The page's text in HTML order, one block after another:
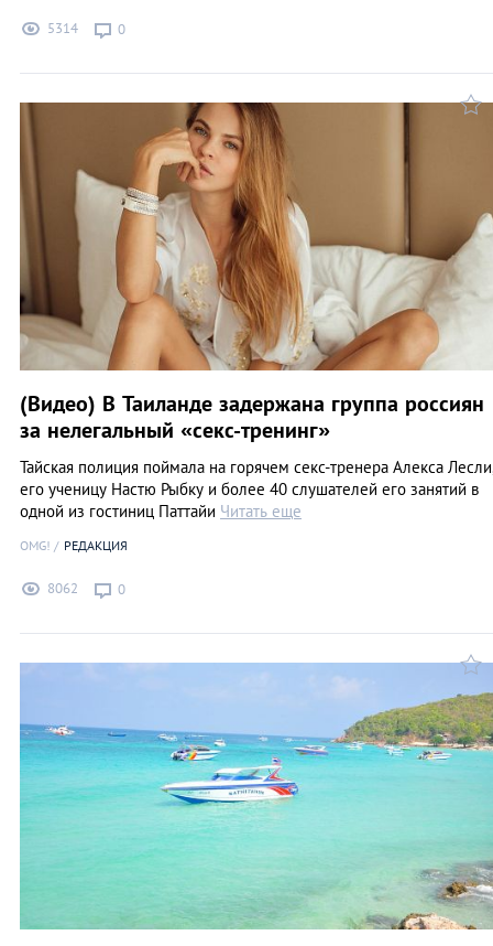
5314 0
(Видео) В Таиланде задержана группа россиян
за нелегальный «секс-тренинг»
Тайская полиция поймала на горячем секс-тренера Алекса
его ученицу Настю Рыбку и более 40 слушателей его занятий в
одной из гостиниц Паттайи Читать еще
OMG! РЕДАКЦИЯ
8062 0